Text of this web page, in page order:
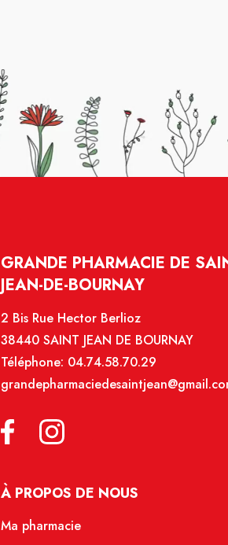
GRANDE PHARMACIE DE
JEAN-DE-BOURNAY
2 Bis Rue Hector Berlioz
38440 SAINT JEAN DE BOURNAY
Téléphone: 04.74.58.70.29
À PROPOS DE NOUS
Ma pharmacie